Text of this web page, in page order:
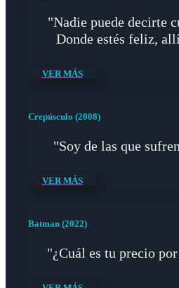
"Nadie puede decirte
Donde estés feliz,
VER MÁS
Crepúsculo (2008)
"Soy de las que
VER MÁS
Batman (2022)
"¿Cuál es tu precio